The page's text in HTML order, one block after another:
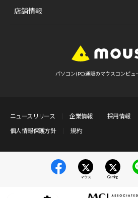
店舗情報
パソコン(PC)通販のマウスコンピュ
ニュースリリース 企業情報
採用情報
個人情報保護方針
規約
マウス Gaming